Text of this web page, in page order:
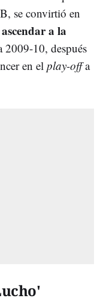
se convirtió en
ascendar a la
2009-10, después
en el play-offa